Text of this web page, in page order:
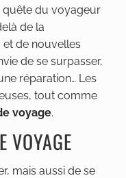
quête du voyageur
de la
de nouvelles
de se surpasser,
réparation… Les
tout comme
voyage.
VOYAGE
mais aussi de se